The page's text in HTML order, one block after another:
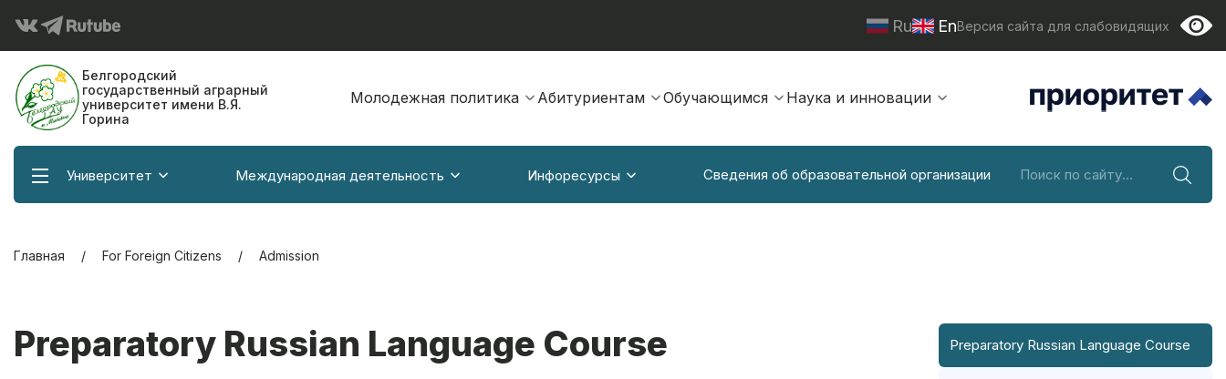
Ru EnВерсия сайта для слабовидящих
Белгородский
государственный аграрный
университет имени В.Я.
Горина
Молодежная политика Абитуриентам Обучающимся Наука и инновации
Университет Международная деятельность Инфоресурсы Сведения об образовательной организации
Главная For Foreign Citizens Admission
Preparatory Russian Language Course Preparatory Russian Language Course